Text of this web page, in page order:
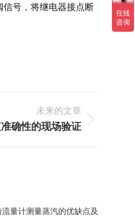
信号，将继电器接点断
未来的文章
确性的现场验证
量计测量蒸汽的优缺点及